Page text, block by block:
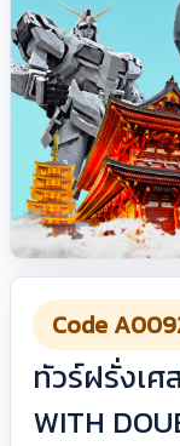
Code
ทัวร์ฝรั่งเศ
WITH